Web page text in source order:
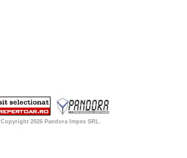
Copyright 2026 Pandora Impex SRL.